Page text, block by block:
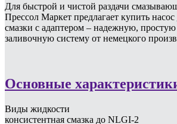
Для быстрой и чистой раздачи
Прессол Маркет предлагает купить
смазки с адаптером – надежную,
заливочную систему от немецкого
Основные
Виды жидкости
консистентная смазка до NLGI-2